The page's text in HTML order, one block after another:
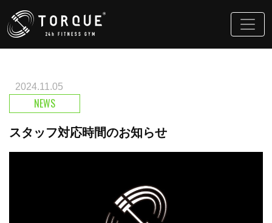
2024.11.05
NEWS
スタッフ対応時間のお知らせ